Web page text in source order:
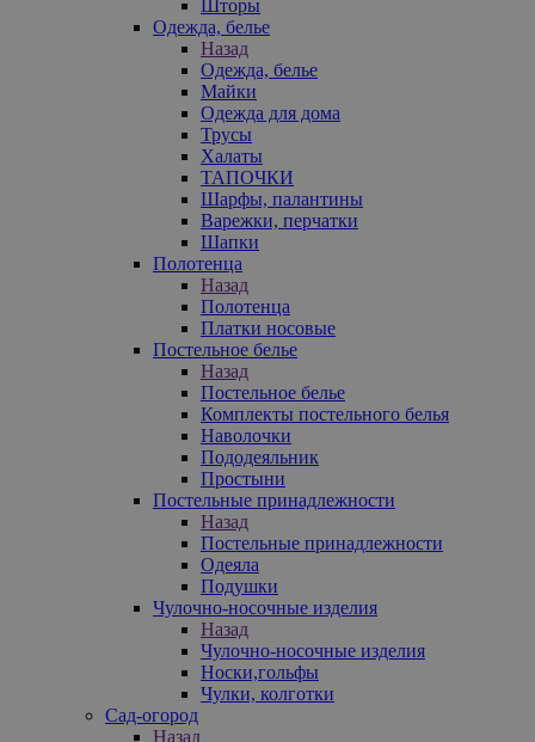
Шторы
Одежда, белье
Назад
Одежда, белье
Майки
Одежда для дома
Трусы
Халаты
ТАПОЧКИ
Шарфы, палантины
Варежки, перчатки
Шапки
Полотенца
Назад
Полотенца
Платки носовые
Постельное белье
Назад
Постельное белье
Комплекты постельного белья
Наволочки
Пододеяльник
Простыни
Постельные принадлежности
Назад
Постельные принадлежности
Одеяла
Подушки
Чулочно-носочные изделия
Назад
Чулочно-носочные изделия
Носки,гольфы
Чулки, колготки
Сад-огород
Назад